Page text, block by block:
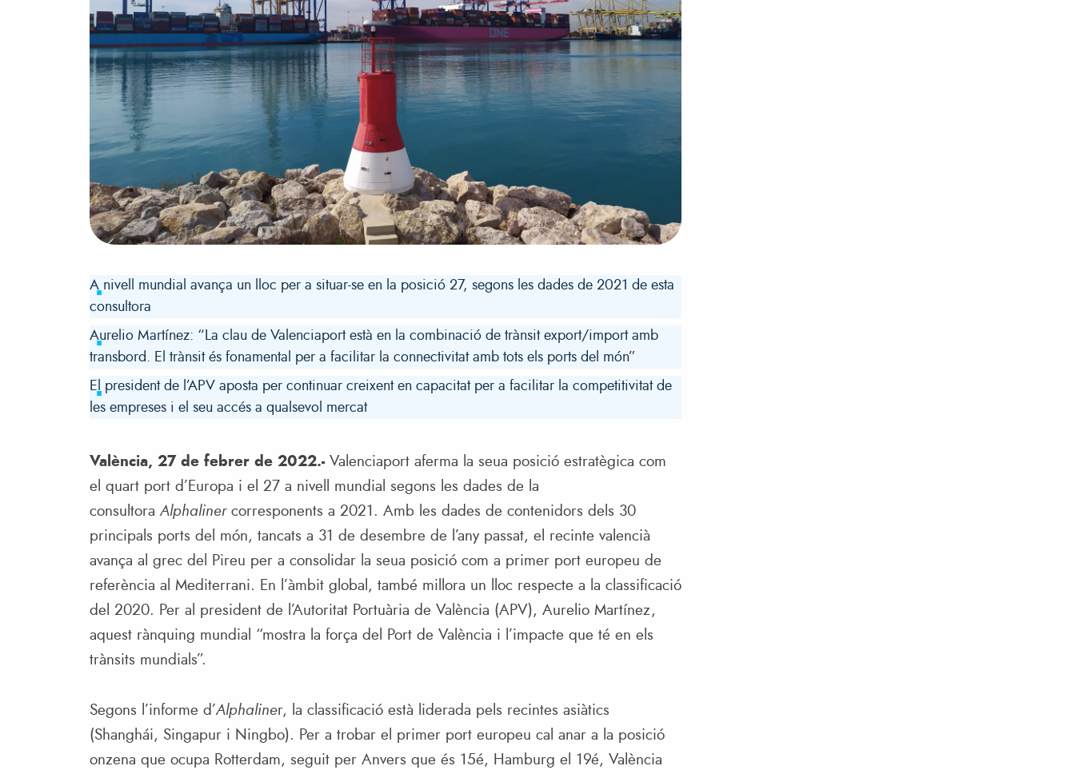
A nivell mundial avança un lloc per a situar-se en la posició 27, segons les dades de 2021 de esta
consultora
Aurelio Martínez: “La clau de Valenciaport està en la combinació de trànsit export/import amb
transbord. El trànsit és fonamental per a facilitar la connectivitat amb tots els ports del món”
El president de l’APV aposta per continuar creixent en capacitat per a facilitar la competitivitat de
les empreses i el seu accés a qualsevol mercat
València, 27 de febrer de 2022.- Valenciaport aferma la seua posició estratègica com
el quart port d’Europa i el 27 a nivell mundial segons les dades de la
consultora Alphalinercorresponents a 2021. Amb les dades de contenidors dels 30
principals ports del món, tancats a 31 de desembre de l’any passat, el recinte valencià
avança al grec del Pireu per a consolidar la seua posició com a primer port europeu de
referència al Mediterrani. En l’àmbit global, també millora un lloc respecte a la classificació
del 2020. Per al president de l’Autoritat Portuària de València (APV), Aurelio Martínez,
aquest rànquing mundial “mostra la força del Port de València i l’impacte que té en els
trànsits mundials”.
Segons l’informe d’Alphaliner, la classificació està liderada pels recintes asiàtics
(Shanghái, Singapur i Ningbo). Per a trobar el primer port europeu cal anar a la posició
onzena que ocupa Rotterdam, seguit per Anvers que és 15é, Hamburg el 19é, València